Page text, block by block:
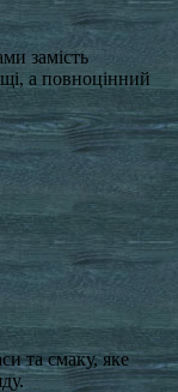
замість
а повноцінний
та смаку, яке